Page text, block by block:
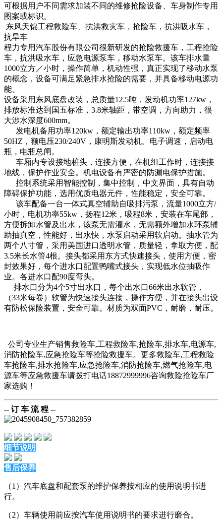
可根据用户不同需求加装不同的维修抢险设备、车身制作专用
图案或标识。
东风天锦工程救险车、抗洪救灾车，抢险车，抗洪吸水车，
抗旱车
程力专用汽车股份有限公司很新研发的抢险救援车，工程抢险
车，抗洪吸水车，应急电源泵车，移动水泵车。该车排水量
1000立方／小时，操作简单，机动性强，真正实现了移动水泵
的概念，设备可满足紧急排水抢险的需要，并具备移动电源功
能。
设备采用东风底盘改装，总质量12.5吨，发动机功率127kw，
排放标准达到国五标准，3.8米轴距，带空调，方向助力，很
大涉水深度600mm。
发电机备用功率120kw，额定输出功率110kw，额定频率
50HZ，额电压230/240V，康明斯发动机。电子调速，启动电
瓶，电瓶总闸。
车厢内专设接地桩头，连接方便，在机组工作时，连接接
地线，保护作业安全。机电设备有严密的防漏电保护措施。
控制系统采用智能控制，集中控制，中文界面，具有自动
障碍保护功能，选用优质电器元件，性能稳定，安全可靠。
该车配备一台一体式真空辅助自吸排污泵，流量1000立方/
小时，电机功率55kw，扬程12米，吸程8米，安装在车尾部，
方便拆卸水管及出水，该泵无需灌水，无需额外增加水环泵辅
助抽真空，性能好，出水快，水泵启动采用软启动。抽水管为
两个八寸管，采用美国进口透明水管，质量轻，拿取方便，配
3.5米长水管4根。接头都采用东方式快速接头，使用方便，密
封效果好，每个进水口配置鸭嘴式接头，实现低水位抽吸作
业。各进水口配90度弯头。
排水口分为4个5寸出水口，每个出水口66米出水软管，
（33米每卷）软管为快速接头连接，操作方便，并在接头出设
有防松保险装置，安全可靠。材质为双面PVC，耐磨，耐压。
公司专业生产销售救险车,工程救险车,抢险车,排水车,电源车,
消防抢险车,应急抢险车等抢险救援车。更多救险车,工程救险
车抢险车,排水抢险车,应急抢险车,消防抢险车,燃气抢险车,电
源车等应急救援车请拨打电话18872999996咨询救险抢险车厂
家选购！
-- 订 车 流 程 --
细节说明
售后保养
（1）汽车底盘和配套泵的维护保养按相应的使用说明书进
行。
（2）车辆使用前应按汽车使用说明书的要求进行磨合。